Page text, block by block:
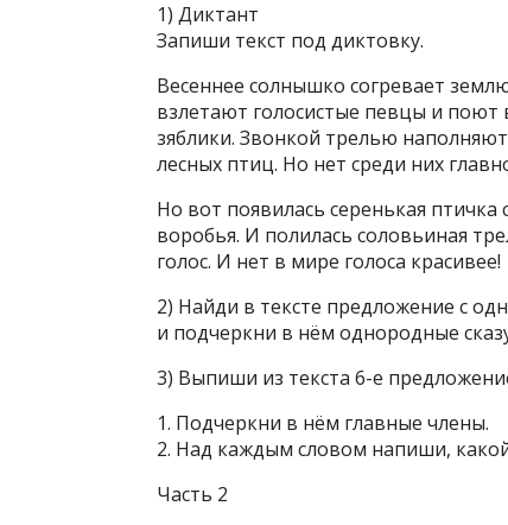
1) Диктант
Запиши текст под диктовку.
Весеннее солнышко согревает
взлетают голосистые певцы и поют
зяблики. Звонкой трелью
лесных птиц. Но нет среди них
Но вот появилась серенькая
воробья. И полилась соловьиная
голос. И нет в мире голоса красивее!
2) Найди в тексте предложение с
и подчеркни в нём однородные
3) Выпиши из текста 6-е
1. Подчеркни в нём главные члены.
2. Над каждым словом напиши,
Часть 2